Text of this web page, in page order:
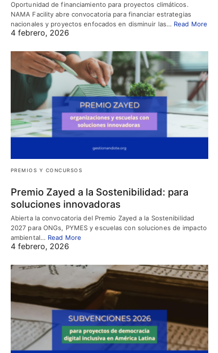
Oportunidad de financiamiento para proyectos climáticos.
NAMA Facility abre convocatoria para financiar estrategias
nacionales y proyectos enfocados en disminuir las… Read More
4 febrero, 2026
PREMIOS Y CONCURSOS
Premio Zayed a la Sostenibilidad: para
soluciones innovadoras
Abierta la convocatoria del Premio Zayed a la Sostenibilidad
2027 para ONGs, PYMES y escuelas con soluciones de impacto
ambiental… Read More
4 febrero, 2026